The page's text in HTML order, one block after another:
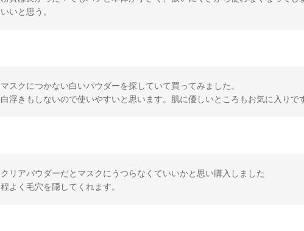
いいと思う。
マスクにつかない白いパウダーを探していて買ってみました。
白浮きもしないので使いやすいと思います。肌に優しいところもお気に入りで
クリアパウダーだとマスクにうつらなくていいかと思い購入しました
程よく毛穴を隠してくれます。